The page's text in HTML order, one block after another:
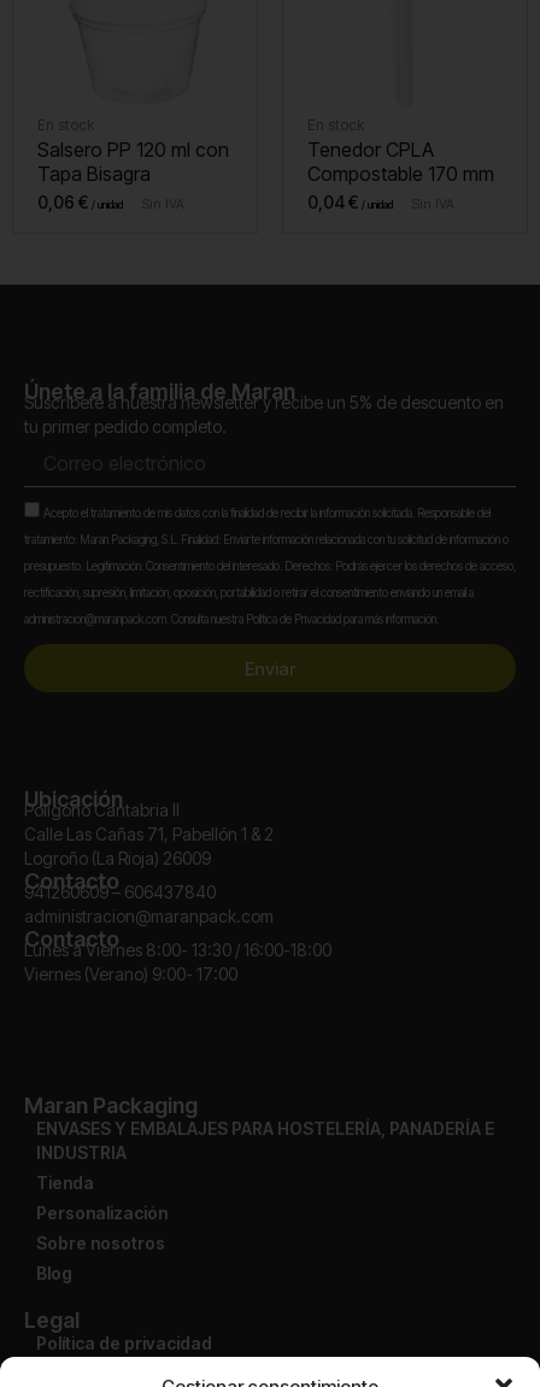
En stock
Salsero PP 120 ml con
Tapa Bisagra
0,06 € Sin IVA
En stock
Tenedor CPLA
Compostable 170 mm
0,04€ Sin IVA
Únete a la familia de Maran
Suscríbete a nuestra newsletter y recibe un 5% de descuento en
tu primer pedido completo.
electrónico
Aceptación
Acepto el tratamiento de mis datos con la finalidad de recibir la información solicitada. Responsable del
tratamiento: Maran Packaging, S.L. Finalidad: Enviarte información relacionada con tu solicitud de información o
presupuesto. Legitimación: Consentimiento del interesado. Derechos: Podrás ejercer los derechos de acceso,
rectificación, supresión, limitación, oposición, portabilidad o retirar el consentimiento enviando un email a
administracion@maranpack.com. Consulta nuestra Política de Privacidad para más información.
Enviar
Ubicación
Polígono Cantabria II
Calle Las Cañas 71, Pabellón 1 & 2
Logroño (La Rioja) 26009
Contacto
941260609 – 606437840
administracion@maranpack.com
Contacto
Lunes a Viernes 8:00- 13:30 / 16:00-18:00
Viernes (Verano) 9:00- 17:00
Maran Packaging
ENVASES Y EMBALAJES PARA HOSTELERÍA, PANADERÍA E
INDUSTRIA
Tienda
Personalización
Sobre nosotros
Blog
Legal
Política de privacidad